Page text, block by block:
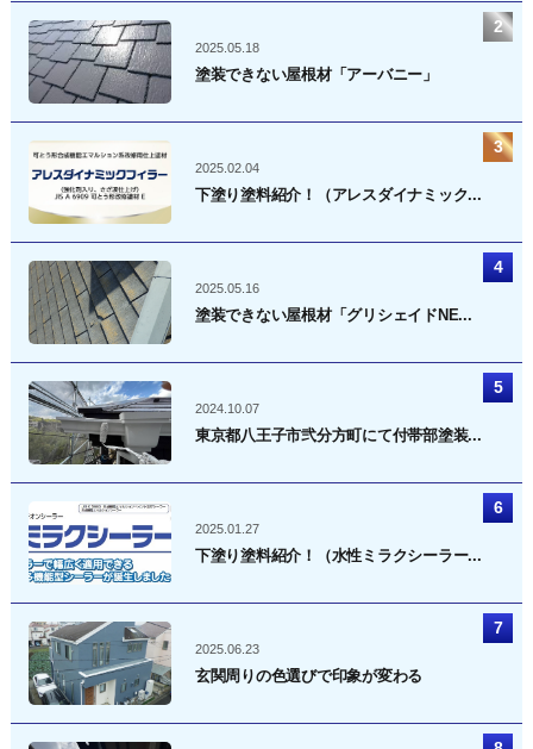
2025.05.18
塗装できない屋根材「アーバニー」
2025.02.04
下塗り塗料紹介！（アレスダイナミック...
2025.05.16
塗装できない屋根材「グリシェイドNE...
2024.10.07
東京都八王子市弐分方町にて付帯部塗装...
2025.01.27
下塗り塗料紹介！（水性ミラクシーラー...
2025.06.23
玄関周りの色選びで印象が変わる